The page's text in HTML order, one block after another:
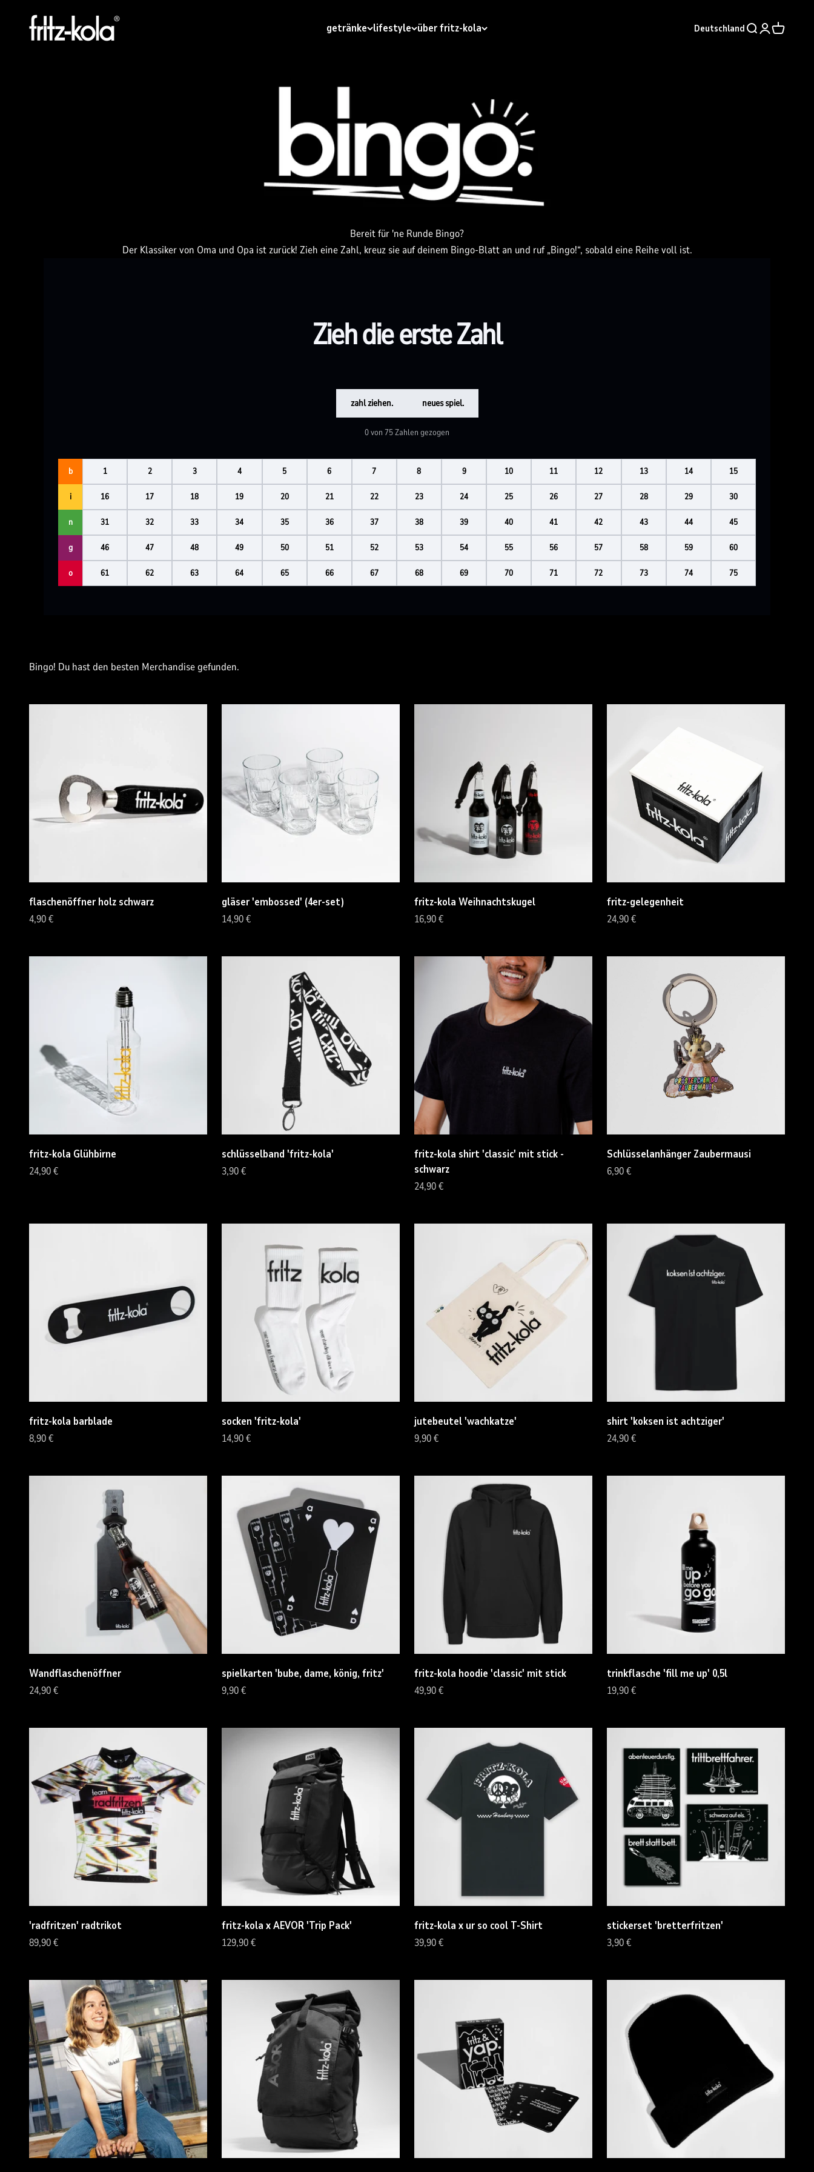
getränke lifestyle über fritz-kola
fritz-kola GmbH Deutschland Suche öffnen
Bereit für 'ne Runde Bingo?
Der Klassiker von Oma und Opa ist zurück! Zieh eine Zahl, kreuz sie auf deinem Bingo-Blatt an und ruf „Bingo!“, sobald eine Reihe voll ist.
Zieh die erste Zahl
zahl ziehen. neues spiel.
0 von 75 Zahlen gezogen
b 1 2 3 4 5 6 7 8 9 10 11 12 13 14 15
i 16 17 18 19 20 21 22 23 24 25 26 27 28 29 30
n 31 32 33 34 35 36 37 38 39 40 41 42 43 44 45
g 46 47 48 49 50 51 52 53 54 55 56 57 58 59 60
o 61 62 63 64 65 66 67 68 69 70 71 72 73 74 75
Bingo! Du hast den besten Merchandise gefunden.
flaschenöffner holz schwarz
Angebot
4,90 €
gläser 'embossed' (4er-set)
Angebot
14,90 €
fritz-kola Weihnachtskugel
Angebot
16,90 €
fritz-gelegenheit
Angebot
24,90 €
fritz-kola Glühbirne
Angebot
24,90 €
schlüsselband 'fritz-kola'
Angebot
3,90 €
fritz-kola shirt 'classic' mit stick -
schwarz
Angebot
24,90 €
Schlüsselanhänger Zaubermausi
Angebot
6,90 €
fritz-kola barblade
Angebot
8,90 €
socken 'fritz-kola'
Angebot
14,90 €
jutebeutel 'wachkatze'
Angebot
9,90 €
shirt 'koksen ist achtziger'
Angebot
24,90 €
Wandflaschenöffner
Angebot
24,90 €
spielkarten 'bube, dame, könig, fritz'
Angebot
9,90 €
fritz-kola hoodie 'classic' mit stick
Angebot
49,90 €
trinkflasche 'fill me up' 0,5l
Angebot
19,90 €
'radfritzen' radtrikot
Angebot
89,90 €
fritz-kola x AEVOR 'Trip Pack'
Angebot
129,90 €
fritz-kola x ur so cool T-Shirt
Angebot
39,90 €
stickerset 'bretterfritzen'
Angebot
3,90 €